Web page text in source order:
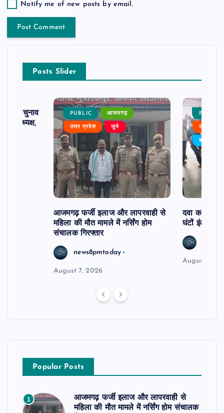
Notify me of new posts by email.
Posts Slider
का चुनाव
बने अध्यक्ष,
PUBLIC आजमगढ़
उत्तर प्रदेश जुर्म
आजमगढ़ फर्जी इलाज और लापरवाही से
महिला की मौत मामले में नर्सिंग होम
संचालक गिरफ्तार
news8pmtoday
August 7, 2026
PUBLIC
उत्तर
बड़ी खबर
दवा कक्ष में
घंटों इंतजार
August 6,
Popular Posts
1
आजमगढ़ फर्जी इलाज और लापरवाही से
महिला की मौत मामले में नर्सिंग होम संचालक